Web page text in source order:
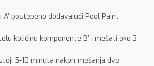
postepeno dodavajući Pool Paint
količinu komponente B’ i mešati oko 3
5-10 minuta nakon mešanja dve